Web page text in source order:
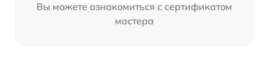
Вы можете ознакомиться с сертификатом
мастера